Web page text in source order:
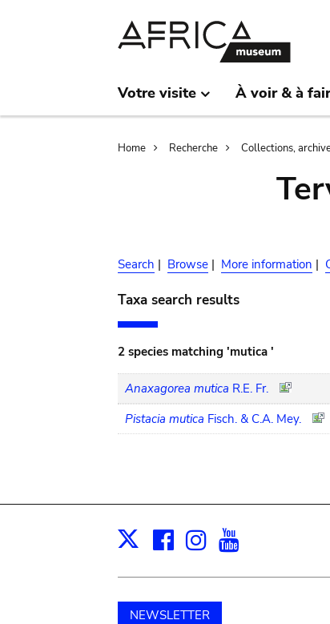
Votre visite À voir & à
Breadcrumb
Home Recherche Collections,
Search | Browse | More information |
Taxa search results
2 species matching 'mutica '
Anaxagorea mutica R.E. Fr.
Pistacia mutica Fisch. & C.A. Mey.
X Facebook
Instagram
NEWSLETTER